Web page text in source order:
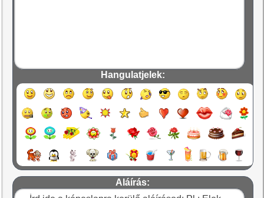
Hangulatjelek:
Aláírás: